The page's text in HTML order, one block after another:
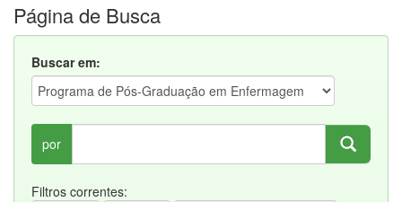
Página de Busca
Buscar em:
por
Filtros correntes: